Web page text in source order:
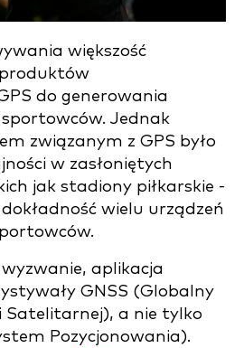
większość
do generowania
Jednak
związanym z GPS było
w zasłoniętych
jak stadiony piłkarskie -
wielu urządzeń
aplikacja
GNSS (Globalny
Satelitarnej), a nie tylko
Pozycjonowania).